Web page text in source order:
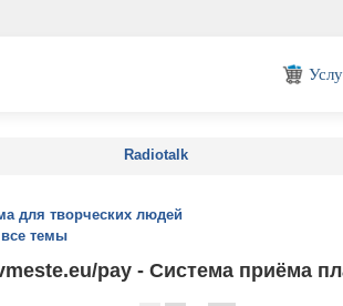
Radiotalk
для творческих людей
темы
pay - Система приёма